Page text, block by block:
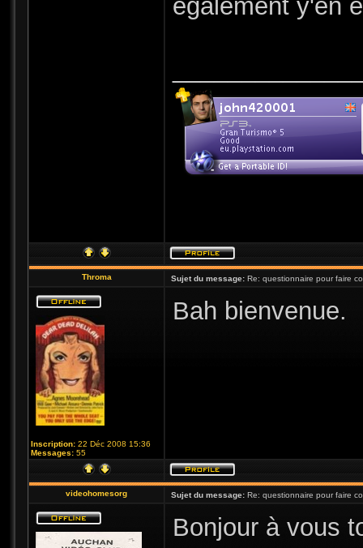
egalement y'en
Throma Sujet du message: Re: questionnaire pour faire
Inscription: 22 Déc 2008 15:36
Messages: 55
Bah bienvenue.
videohomesorg Sujet du message: Re: questionnaire pour faire
Bonjour à vous